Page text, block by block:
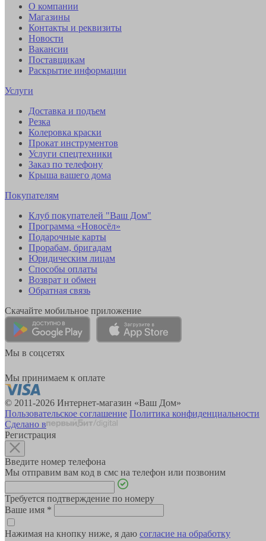
О компании
Магазины
Контакты и реквизиты
Новости
Вакансии
Поставщикам
Раскрытие информации
Услуги
Доставка и подъем
Резка
Колеровка краски
Прокат инструментов
Услуги спецтехники
Заказ по телефону
Крыша вашего дома
Покупателям
Клуб покупателей "Ваш Дом"
Программа «Новосёл»
Подарочные карты
Прорабам, бригадам
Юридическим лицам
Способы оплаты
Возврат и обмен
Обратная связь
Скачайте мобильное приложение
Мы в соцсетях
Мы принимаем к оплате
© 2011-2026 Интернет-магазин «Ваш Дом»
Пользовательское соглашение Политика конфиденциальности
Сделано в
Регистрация
Введите номер телефона
Мы отправим вам код в смс на телефон или позвоним
Требуется подтверждение по номеру
Ваше имя *
Нажимая на кнопку ниже, я даю согласие на обработку